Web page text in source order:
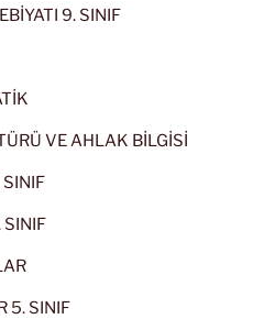
9. SINIF
VE AHLAK BİLGİSİ
SINIF
SINIF
5. SINIF